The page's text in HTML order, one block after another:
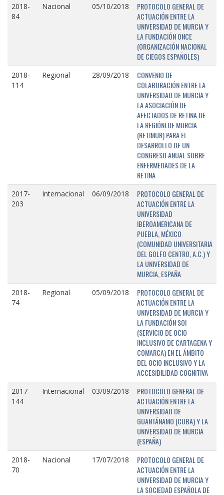
2018-
84
Nacional 05/10/2018
PROTOCOLO GENERAL DE
ACTUACIÓN ENTRE LA
UNIVERSIDAD DE MURCIA Y
LA FUNDACIÓN ONCE
(ORGANIZACIÓN NACIONAL
DE CIEGOS ESPAÑOLES)
2018-
114
Regional 28/09/2018
CONVENIO DE
COLABORACIÓN ENTRE LA
UNIVERSIDAD DE MURCIA Y
LA ASOCIACIÓN DE
AFECTADOS DE RETINA DE
LA REGIÓNI DE MURCIA
(RETIMUR) PARA EL
DESARROLLO DE UN
CONGRESO ANUAL SOBRE
ENFERMEDADES DE LA
RETINA
2017-
203
Internacional 06/09/2018
PROTOCOLO GENERAL DE
ACTUACIÓN ENTRE LA
UNIVERSIDAD
IBEROAMERICANA DE
PUEBLA, MÉXICO
(COMUNIDAD UNIVERSITARIA
DEL GOLFO CENTRO, A.C.) Y
LA UNIVERSIDAD DE
MURCIA, ESPAÑA
2018-
74
Regional 05/09/2018
PROTOCOLO GENERAL DE
ACTUACIÓN ENTRE LA
UNIVERSIDAD DE MURCIA Y
LA FUNDACIÓN SOI
(SERVICIO DE OCIO
INCLUSIVO DE CARTAGENA Y
COMARCA) EN EL ÁMBITO
DEL OCIO INCLUSIVO Y LA
ACCESIBILIDAD COGNITIVA
2017-
144
Internacional 03/09/2018
PROTOCOLO GENERAL DE
ACTUACIÓN ENTRE LA
UNIVERSIDAD DE
GUANTÁNAMO (CUBA) Y LA
UNIVERSIDAD DE MURCIA
(ESPAÑA)
2018-
70
Nacional 17/07/2018
PROTOCOLO GENERAL DE
ACTUACIÓN ENTRE LA
UNIVERSIDAD DE MURCIA Y
LA SOCIEDAD ESPAÑOLA DE